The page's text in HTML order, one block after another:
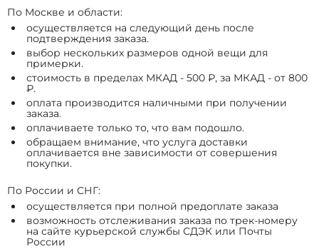
По Москве и области:
осуществляется на следующий день после
подтверждения заказа.
выбор нескольких размеров одной вещи для
примерки.
стоимость в пределах МКАД - 500 ₽, за МКАД - от 800
₽.
оплата производится наличными при получении
заказа.
оплачиваете только то, что вам подошло.
обращаем внимание, что услуга доставки
оплачивается вне зависимости от совершения
покупки.
По России и СНГ:
осуществляется при полной предоплате заказа
возможность отслеживания заказа по трек-номеру
на сайте курьерской службы СДЭК или Почты
России